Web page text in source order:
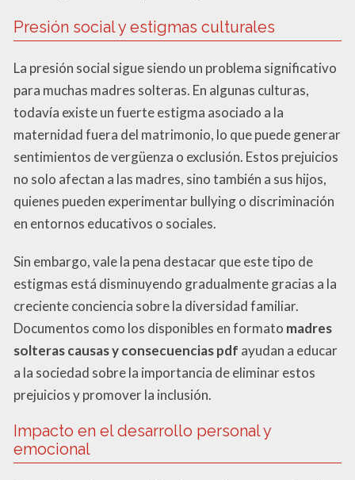
Presión social y estigmas culturales
La presión social sigue siendo un problema significativo
para muchas madres solteras. En algunas culturas,
todavía existe un fuerte estigma asociado a la
maternidad fuera del matrimonio, lo que puede generar
sentimientos de vergüenza o exclusión. Estos prejuicios
no solo afectan a las madres, sino también a sus hijos,
quienes pueden experimentar bullying o discriminación
en entornos educativos o sociales.
Sin embargo, vale la pena destacar que este tipo de
estigmas está disminuyendo gradualmente gracias a la
creciente conciencia sobre la diversidad familiar.
Documentos como los disponibles en formato madres
solteras causas y consecuencias pdf ayudan a educar
a la sociedad sobre la importancia de eliminar estos
prejuicios y promover la inclusión.
Impacto en el desarrollo personal y
emocional